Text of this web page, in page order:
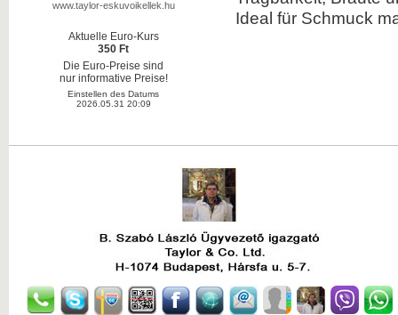
www.taylor-eskuvoikellek.hu
Aktuelle Euro-Kurs
350 Ft
Die Euro-Preise sind
nur informative Preise!
Einstellen des Datums
2026.05.31 20:09
Ideal für Schmuck